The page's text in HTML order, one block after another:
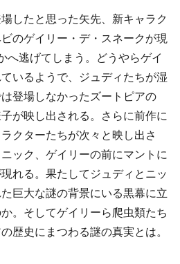
したと思った矢先、新キャラク
のゲイリー・デ・スネークが現
へ逃げてしまう。どうやらゲイ
いるようで、ジュディたちが湿
登場しなかったズートピアの
が映し出される。さらに前作に
クターたちが次々と映し出さ
ック、ゲイリーの前にマントに
れる。果たしてジュディとニッ
巨大な謎の背景にいる黒幕に立
。そしてゲイリーら爬虫類たち
歴史にまつわる謎の真実とは。